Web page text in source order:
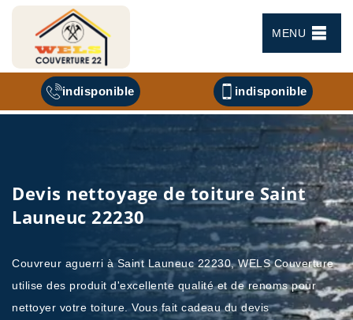
MENU
indisponible indisponible
Devis nettoyage de toiture Saint
Launeuc 22230
Couvreur aguerri à Saint Launeuc 22230, WELS Couverture
utilise des produit d'excellente qualité et de renoms pour
nettoyer votre toiture. Vous fait cadeau du devis